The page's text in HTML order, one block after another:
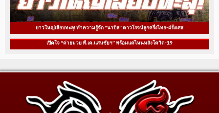
ยาวใหญ่เสียบทะลุ! ทำความรู้จัก “นาบิล” ดาวโรจน์ลูกครึ่งไทย-ฝรั่งเศส
เปิดใจ “ค่ายมวย พี.เค.แสนชัยฯ” พร้อมแค่ไหนหลังโควิด-19